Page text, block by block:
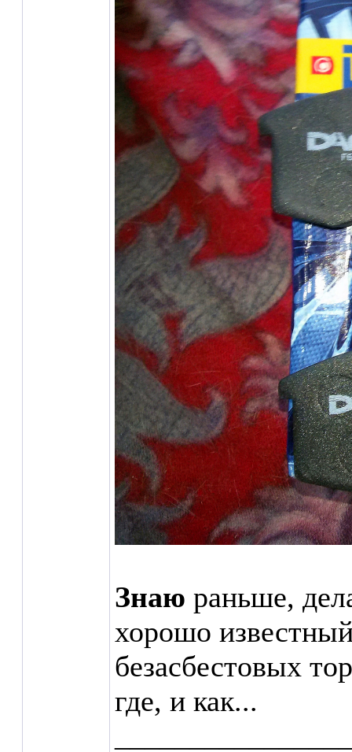
Знаю раньше,
хорошо
безасбестовых
где, и как...